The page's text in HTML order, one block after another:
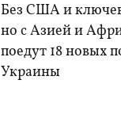
Без США и
но с Азией и
поедут 18 новых
Украины